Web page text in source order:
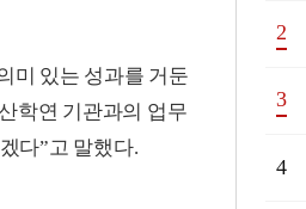
미 있는 성과를 거둔
학연 기관과의 업무
다”고 말했다.
2
3
4